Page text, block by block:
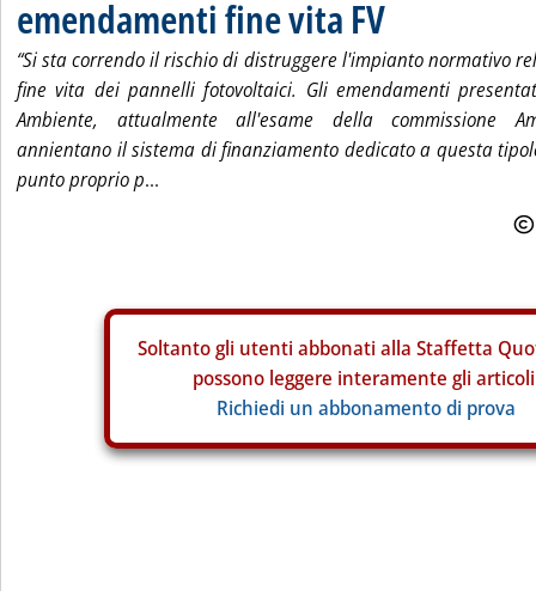
emendamenti fine vita FV
“Si sta correndo il rischio di distruggere l'impianto normativo
fine vita dei pannelli fotovoltaici. Gli emendamenti
Ambiente, attualmente all'esame della commissione
annientano il sistema di finanziamento dedicato a questa
punto proprio p...
Soltanto gli utenti abbonati alla Staffetta
possono leggere interamente gli
Richiedi un abbonamento di prova